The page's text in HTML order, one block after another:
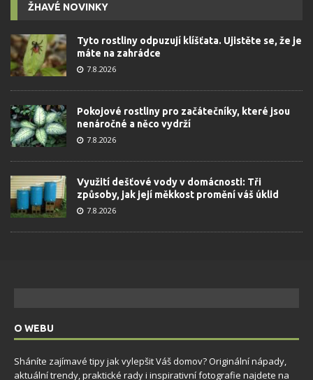
ŽHAVÉ NOVINKY
Tyto rostliny odpuzují klíšťata. Ujistěte se, že je
máte na zahrádce
7.8.2026
Pokojové rostliny pro začátečníky, které jsou
nenáročné a něco vydrží
7.8.2026
Využití dešťové vody v domácnosti: Tři
způsoby, jak její měkkost promění váš úklid
7.8.2026
O WEBU
Sháníte zajímavé tipy jak vylepšit Váš domov? Originální nápady,
aktuální trendy, praktické rady i inspirativní fotografie najdete na